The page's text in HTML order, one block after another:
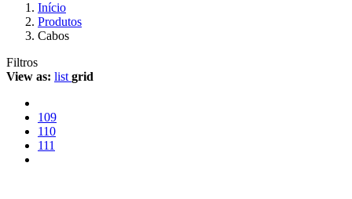
Início
Produtos
Cabos
Filtros
View as: list grid
109
110
111